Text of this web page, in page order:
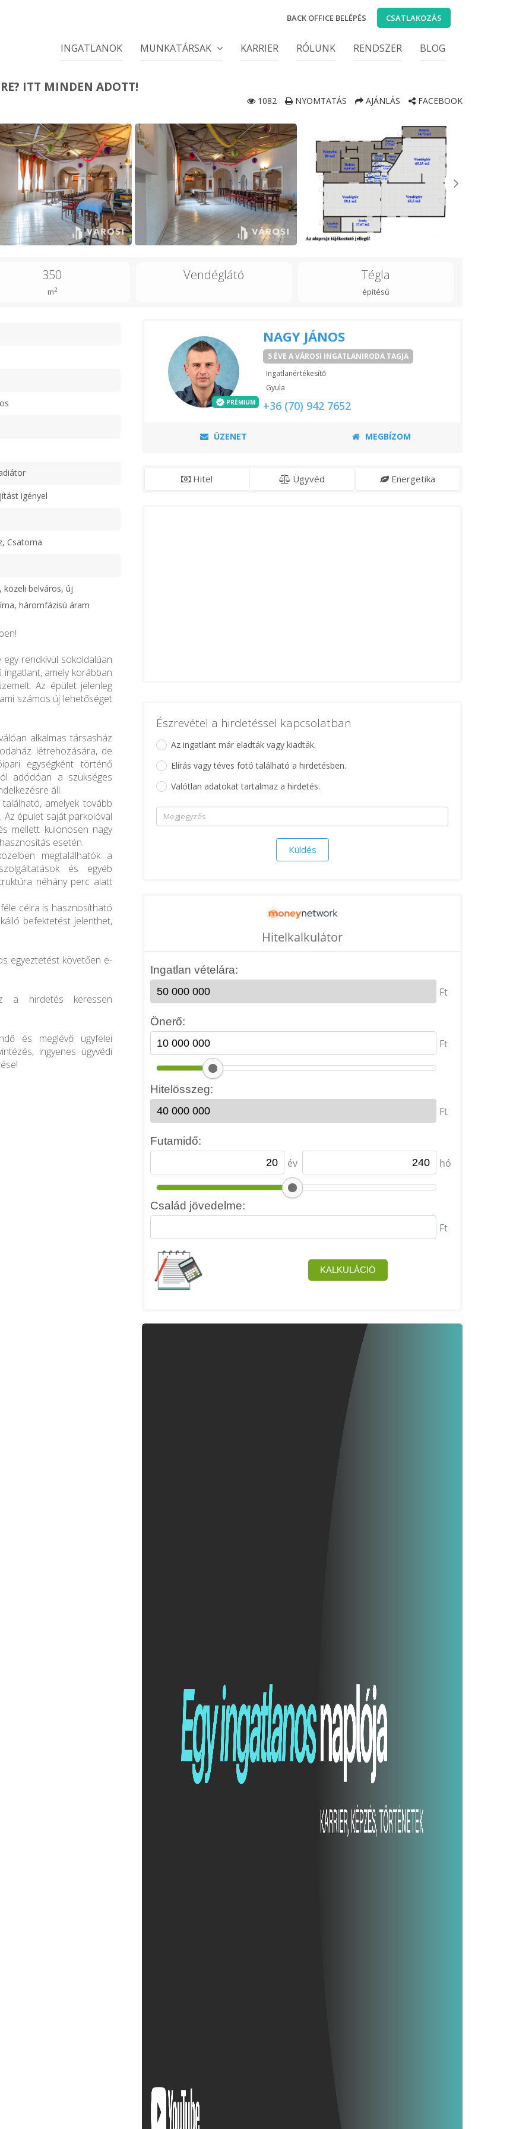
BACK OFFICE BELÉPÉS CSATLAKOZÁS
INGATLANOK MUNKATÁRSAK KARRIER RÓLUNK RENDSZER BLOG
ITT MINDEN ADOTT!
1082 NYOMTATÁS AJÁNLÁS FACEBOOK
350
m2
Vendéglátó Tégla
építésű
igényel
Csatorna
közeli belváros, új
háromfázisú áram
rendkívül sokoldalúan
amely korábban
Az épület jelenleg
számos új lehetőséget
alkalmas társasház
létrehozására, de
egységként történő
adódóan a szükséges
áll.
amelyek tovább
Az épület saját parkolóval
mellett különösen nagy
esetén.
megtalálhatók a
és egyéb
néhány perc alatt
célra is hasznosítható
befektetést jelenthet,
egyeztetést követően e-
a hirdetés keressen
és meglévő ügyfelei
ingyenes ügyvédi
PRÉMIUM
NAGY JÁNOS
5 ÉVE A VÁROSI INGATLANIRODA TAGJA
Ingatlanértékesítő
Gyula
+36 (70) 942 7652
ÜZENET MEGBÍZOM
Hitel Ügyvéd Energetika
Észrevétel a hirdetéssel kapcsolatban
Az ingatlant már eladták vagy kiadták.
Elírás vagy téves fotó található a hirdetésben.
Valótlan adatokat tartalmaz a hirdetés.